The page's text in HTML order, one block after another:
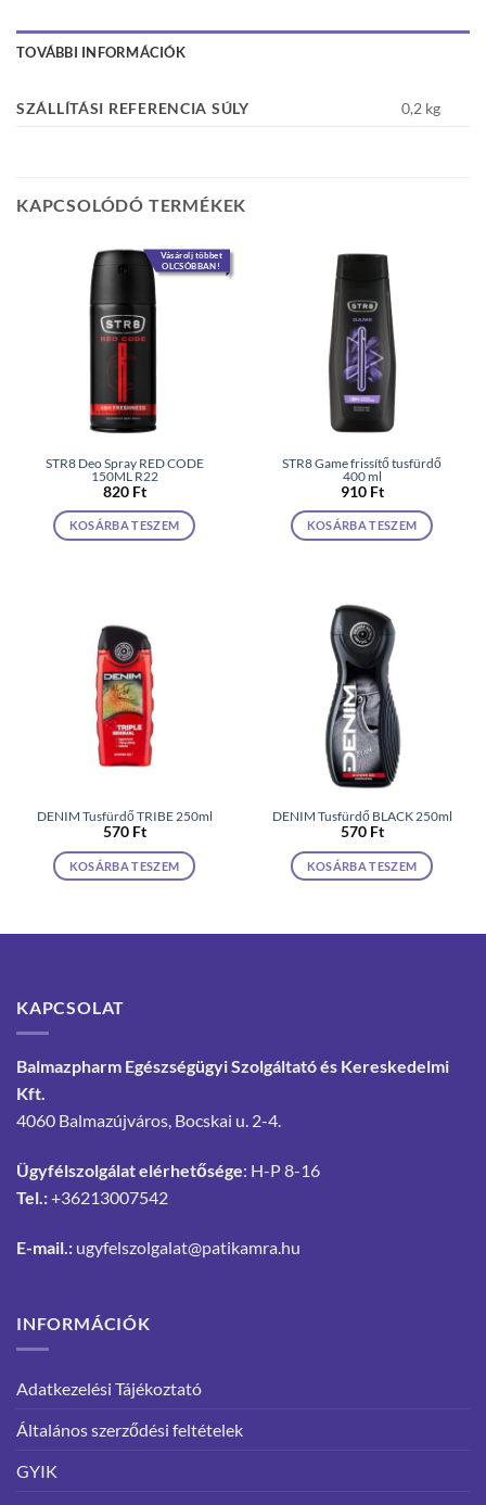
TOVÁBBI INFORMÁCIÓK
SZÁLLÍTÁSI REFERENCIA SÚLY 0,2 kg
KAPCSOLÓDÓ TERMÉKEK
Vásárolj többet
OLCSÓBBAN!
STR8 Deo Spray RED CODE
150ML R22
820 Ft
KOSÁRBA TESZEM
STR8 Game frissítő tusfürdő
400 ml
910 Ft
KOSÁRBA TESZEM
DENIM Tusfürdő TRIBE 250ml
570 Ft
KOSÁRBA TESZEM
DENIM Tusfürdő BLACK 250ml
570 Ft
KOSÁRBA TESZEM
KAPCSOLAT
Balmazpharm Egészségügyi Szolgáltató és Kereskedelmi
Kft.
4060 Balmazújváros, Bocskai u. 2-4.
Ügyfélszolgálat elérhetősége: H-P 8-16
Tel.:+36213007542
E-mail.: ugyfelszolgalat@patikamra.hu
INFORMÁCIÓK
Adatkezelési Tájékoztató
Általános szerződési feltételek
GYIK